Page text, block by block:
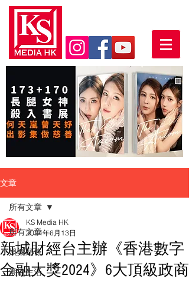
文章
所有文章
娛樂頭條
潮流生活
所有文章
新城財經台主辦《香港數字
金融大獎2024》6大頂級政商
KS Media HK
2024年6月13日